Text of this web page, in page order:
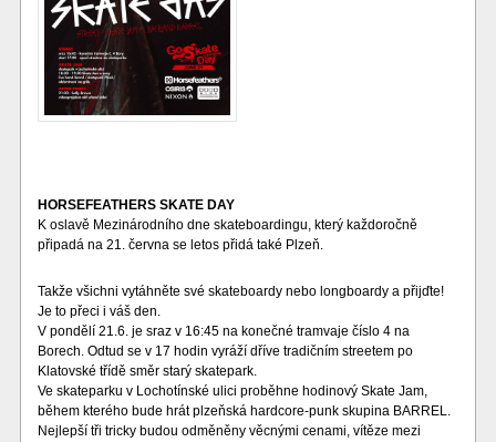
HORSEFEATHERS SKATE DAY
K oslavě Mezinárodního dne skateboardingu, který každoročně
připadá na 21. června se letos přidá také Plzeň.
Takže všichni vytáhněte své skateboardy nebo longboardy a přijďte!
Je to přeci i váš den.
V pondělí 21.6. je sraz v 16:45 na konečné tramvaje číslo 4 na
Borech. Odtud se v 17 hodin vyráží dříve tradičním streetem po
Klatovské třídě směr starý skatepark.
Ve skateparku v Lochotínské ulici proběhne hodinový Skate Jam,
během kterého bude hrát plzeňská hardcore-punk skupina BARREL.
Nejlepší tři tricky budou odměněny věcnými cenami, vítěze mezi